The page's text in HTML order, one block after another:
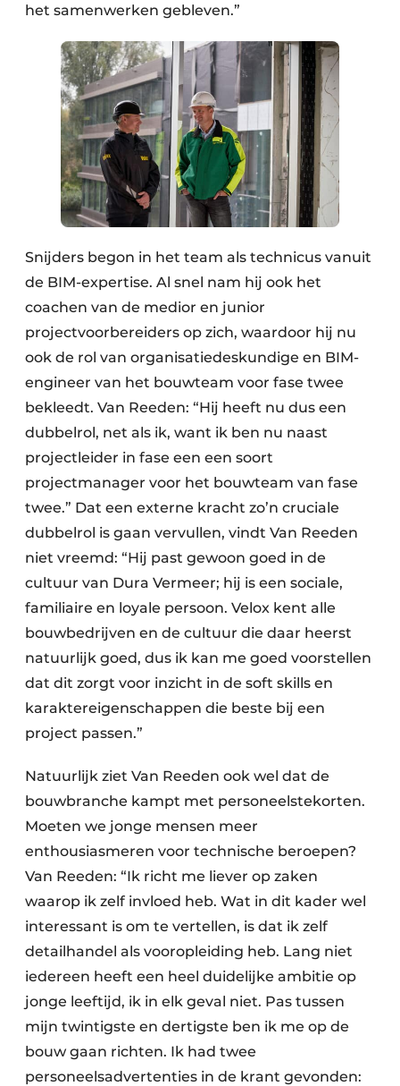
het samenwerken gebleven.”
Snijders begon in het team als technicus vanuit
de BIM-expertise. Al snel nam hij ook het
coachen van de medior en junior
projectvoorbereiders op zich, waardoor hij nu
ook de rol van organisatiedeskundige en BIM-
engineer van het bouwteam voor fase twee
bekleedt. Van Reeden: “Hij heeft nu dus een
dubbelrol, net als ik, want ik ben nu naast
projectleider in fase een een soort
projectmanager voor het bouwteam van fase
twee.” Dat een externe kracht zo’n cruciale
dubbelrol is gaan vervullen, vindt Van Reeden
niet vreemd: “Hij past gewoon goed in de
cultuur van Dura Vermeer; hij is een sociale,
familiaire en loyale persoon. Velox kent alle
bouwbedrijven en de cultuur die daar heerst
natuurlijk goed, dus ik kan me goed voorstellen
dat dit zorgt voor inzicht in de soft skills en
karaktereigenschappen die beste bij een
project passen.”
Natuurlijk ziet Van Reeden ook wel dat de
bouwbranche kampt met personeelstekorten.
Moeten we jonge mensen meer
enthousiasmeren voor technische beroepen?
Van Reeden: “Ik richt me liever op zaken
waarop ik zelf invloed heb. Wat in dit kader wel
interessant is om te vertellen, is dat ik zelf
detailhandel als vooropleiding heb. Lang niet
iedereen heeft een heel duidelijke ambitie op
jonge leeftijd, ik in elk geval niet. Pas tussen
mijn twintigste en dertigste ben ik me op de
bouw gaan richten. Ik had twee
personeelsadvertenties in de krant gevonden: